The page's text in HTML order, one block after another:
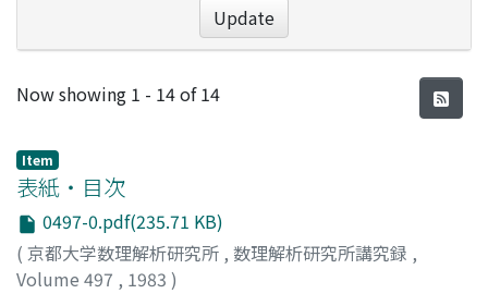
Update
Recent Submissions
Now showing 1 - 14 of 14
Item
表紙・目次
0497-0.pdf(235.71 KB)
( 京都大学数理解析研究所 , 数理解析研究所講究録 ,
Volume 497 , 1983 )